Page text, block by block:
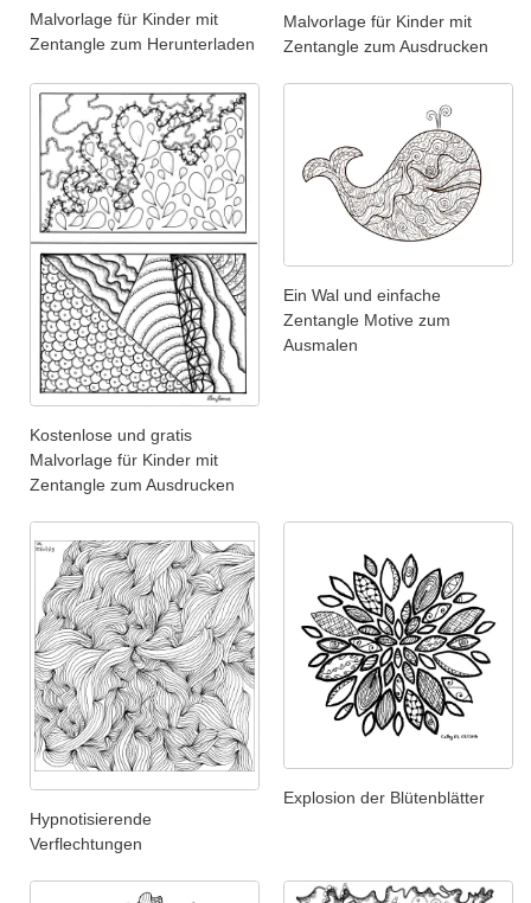
Malvorlage für Kinder mit
Zentangle zum Herunterladen
Malvorlage für Kinder mit
Zentangle zum Ausdrucken
Kostenlose und gratis
Malvorlage für Kinder mit
Zentangle zum Ausdrucken
Ein Wal und einfache
Zentangle Motive zum
Ausmalen
Hypnotisierende
Verflechtungen
Explosion der Blütenblätter